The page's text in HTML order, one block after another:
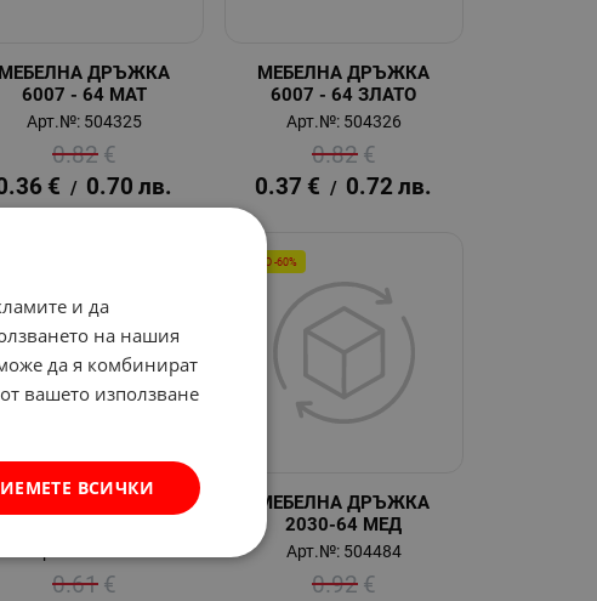
МЕБЕЛНА ДРЪЖКА
6007 - 64 МАТ
Арт.№: 504325
0.82 €
€ / 0.70 лв.
МЕБЕЛНА ДРЪЖКА
6007 - 64 ЗЛАТО
Арт.№: 504326
0.82 €
0.37 € / 0.72 лв.
0.61 €
МЕБЕЛНА ДРЪЖКА
2030-64 МЕД
Арт.№: 504484
0.92 €
ПРОМО -60%
и да
на нашия
да я комбинират
вашето използване
ВСИЧКИ